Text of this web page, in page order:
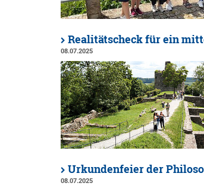
Realitätscheck für ein
08.07.2025
Urkundenfeier der
08.07.2025